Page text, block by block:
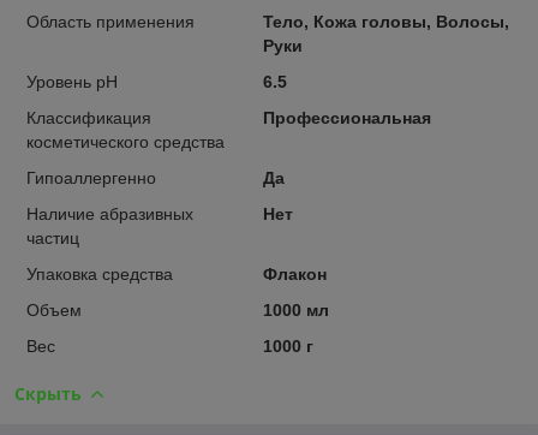
Область применения
Тело, Кожа головы, Волосы,
Руки
Уровень pH
6.5
Классификация
косметического средства
Профессиональная
Гипоаллергенно
Да
Наличие абразивных
частиц
Нет
Упаковка средства
Флакон
Объем
1000 мл
Вес
1000 г
Скрыть